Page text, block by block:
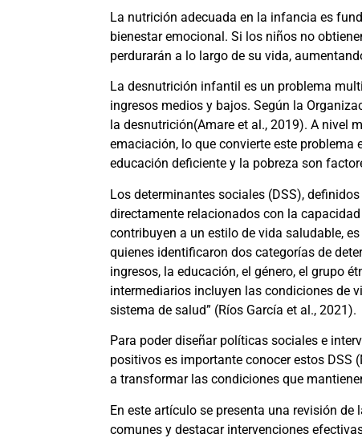
La nutrición adecuada en la infancia es
bienestar emocional. Si los niños no
perdurarán a lo largo de su vida,
La desnutrición infantil es un problema
ingresos medios y bajos. Según la
la desnutrición(Amare et al., 2019). A nivel
emaciación, lo que convierte este
educación deficiente y la pobreza son
Los determinantes sociales (DSS),
directamente relacionados con la
contribuyen a un estilo de vida saludable,
quienes identificaron dos categorías de
ingresos, la educación, el género, el grupo
intermediarios incluyen las condiciones de
sistema de salud” (Ríos García et al., 2021).
Para poder diseñar políticas sociales e
positivos es importante conocer estos DSS
a transformar las condiciones que
En este artículo se presenta una revisión
comunes y destacar intervenciones